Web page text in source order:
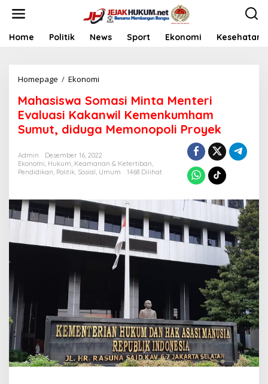
Home Politik News Sport Ekonomi Kesehatan
Homepage / Ekonomi
h
a
s
i
w
a
S
m
a
s
i
n
t
e
r
i
E
Mahasiswa Somasi Minta Menteri
Evaluasi Kakanwil Kemenkumham
Sumut, diduga Memonopoli Proyek
Admin
Desember 16, 2022
Ekonomi, Hukum, Keamanan & Ketertiban,
Pendidikan, Politik, Sosial, Umum 1468 Dilihat